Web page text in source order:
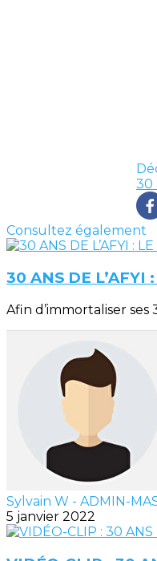
30
Consultez également
30 ANS DE L’AFYI
Afin d’immortaliser ses
Sylvain W - ADMIN-
5 janvier 2022